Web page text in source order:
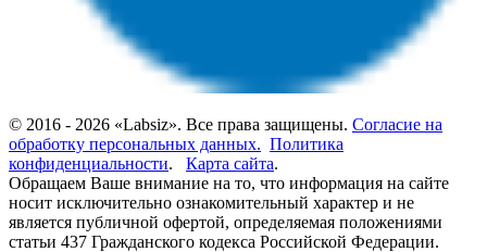
© 2016 - 2026 «Labsiz». Все права защищены. Согласие на
обработку персональных данных. Политика
конфиденциальности. Карта сайта.
Обращаем Ваше внимание на то, что информация на сайте
носит исключительно ознакомительный характер и не
является публичной офертой, определяемая положениями
статьи 437 Гражданского кодекса Российской Федерации.